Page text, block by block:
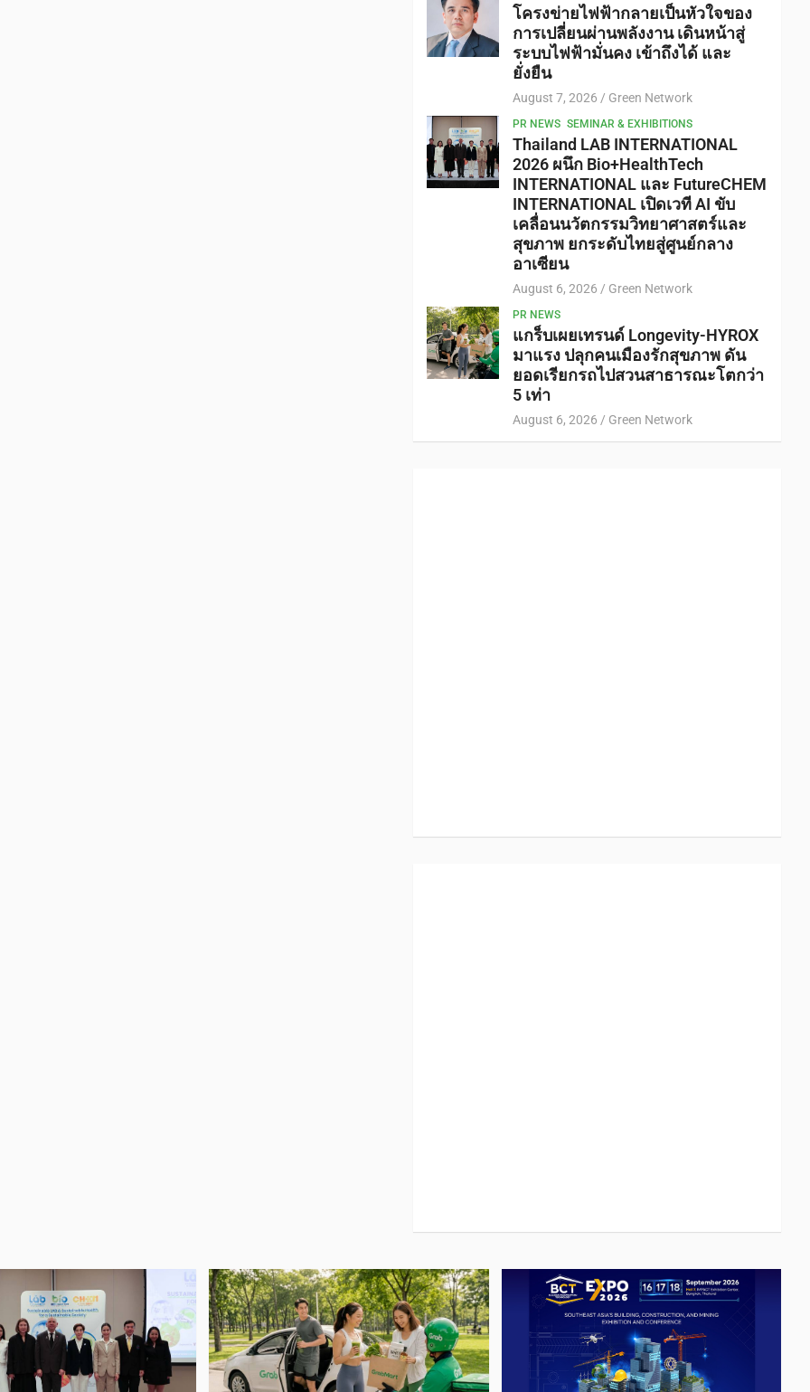
โครงข่ายไฟฟ้ากลายเป็นหัวใจของ
การเปลี่ยนผ่านพลังงาน เดินหน้าสู่
ระบบไฟฟ้ามั่นคง เข้าถึงได้ และ
ยั่งยืน
August 7, 2026 Green Network
PR NEWS SEMINAR & EXHIBITIONS
Thailand LAB INTERNATIONAL
2026 ผนึก Bio+HealthTech
INTERNATIONAL และ FutureCHEM
INTERNATIONAL เปิดเวที AI ขับ
เคลื่อนนวัตกรรมวิทยาศาสตร์และ
สุขภาพ ยกระดับไทยสู่ศูนย์กลาง
อาเซียน
August 6, 2026 Green Network
PR NEWS
แกร็บเผยเทรนด์ Longevity-HYROX
มาแรง ปลุกคนเมืองรักสุขภาพ ดัน
ยอดเรียกรถไปสวนสาธารณะโตกว่า
5 เท่า
August 6, 2026 Green Network